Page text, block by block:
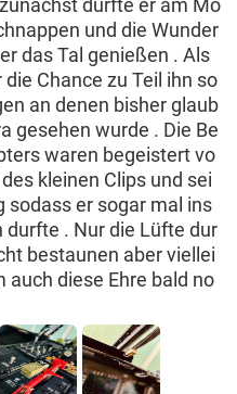
durfte er am Mo
und die Wunder
das Tal genießen . Als
Chance zu Teil ihn so
an denen bisher glaub
gesehen wurde . Die Be
waren begeistert vo
kleinen Clips und sei
sodass er sogar mal ins
durfte . Nur die Lüfte dur
bestaunen aber viellei
auch diese Ehre bald no